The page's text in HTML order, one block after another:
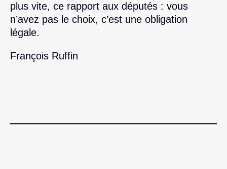
plus vite, ce rapport aux députés : vous
n’avez pas le choix, c’est une obligation
légale.
François Ruffin